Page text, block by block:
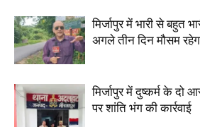
मिर्जापुर में भारी से बहुत
अगले तीन दिन मौसम
मिर्जापुर में दुष्कर्म के दो
पर शांति भंग की कार्रवाई